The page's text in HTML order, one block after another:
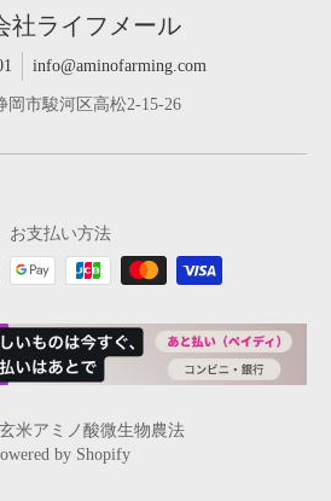
社ライフメール
info@aminofarming.com
岡市駿河区高松2-15-26
お支払い方法
玄米アミノ酸微生物農法
by Shopify